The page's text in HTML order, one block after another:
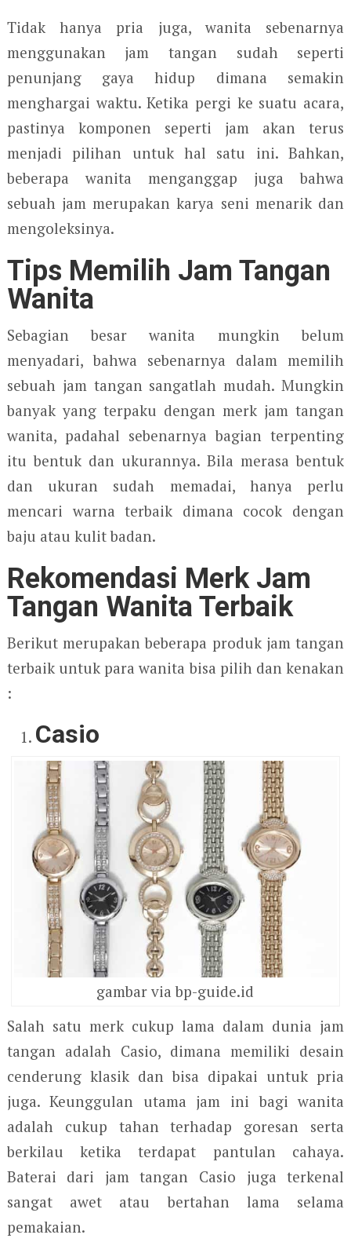
Tidak hanya pria juga, wanita sebenarnya
menggunakan jam tangan sudah seperti
penunjang gaya hidup dimana semakin
menghargai waktu. Ketika pergi ke suatu acara,
pastinya komponen seperti jam akan terus
menjadi pilihan untuk hal satu ini. Bahkan,
beberapa wanita menganggap juga bahwa
sebuah jam merupakan karya seni menarik dan
mengoleksinya.
Tips Memilih Jam Tangan
Wanita
Sebagian besar wanita mungkin belum
menyadari, bahwa sebenarnya dalam memilih
sebuah jam tangan sangatlah mudah. Mungkin
banyak yang terpaku dengan merk jam tangan
wanita, padahal sebenarnya bagian terpenting
itu bentuk dan ukurannya. Bila merasa bentuk
dan ukuran sudah memadai, hanya perlu
mencari warna terbaik dimana cocok dengan
baju atau kulit badan.
Rekomendasi Merk Jam
Tangan Wanita Terbaik
Berikut merupakan beberapa produk jam tangan
terbaik untuk para wanita bisa pilih dan kenakan
:
Casio
gambar via bp-guide.id
Salah satu merk cukup lama dalam dunia jam
tangan adalah Casio, dimana memiliki desain
cenderung klasik dan bisa dipakai untuk pria
juga. Keunggulan utama jam ini bagi wanita
adalah cukup tahan terhadap goresan serta
berkilau ketika terdapat pantulan cahaya.
Baterai dari jam tangan Casio juga terkenal
sangat awet atau bertahan lama selama
pemakaian.